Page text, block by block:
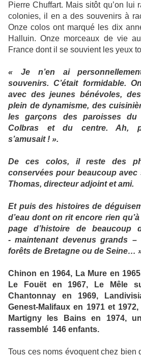
Pierre Chuffart. Mais sitôt qu’on lui
colonies, il en a des souvenirs à
Onze colos ont marqué les dix
Halluin. Onze morceaux de vie
France dont il se souvient les yeux
« Je n’en ai
souvenirs. C’était formidable.
avec des jeunes bénévoles,
plein de dynamisme, des
les garçons des paroisses du
Colbras et du centre. Ah,
s’amusait ! ».
De ces colos, il reste des
conservées pour beaucoup avec
Thomas, directeur adjoint et ami.
Et puis des histoires de
d’eau dont on rit encore rien
page d’histoire de beaucoup
- maintenant devenus grands
forêts de Bretagne ou de Seine…
Chinon en 1964, La Mure en
Le Fouët en 1967, Le Mêle
Chantonnay en 1969,
Genest-Malifaux en 1971 et
Martigny les Bains en 1974,
rassemblé 146 enfants.
Tous ces noms évoquent chez bien